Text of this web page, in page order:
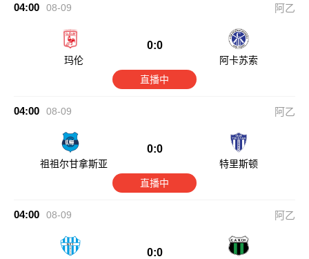
04:00 08-09 阿乙
玛伦
0:0
阿卡苏索
直播中
04:00 08-09 阿乙
祖祖尔甘拿斯亚
0:0
特里斯顿
直播中
04:00 08-09 阿乙
0:0